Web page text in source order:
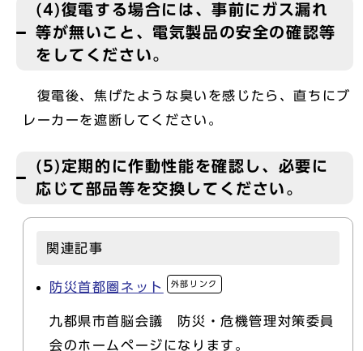
(4)復電する場合には、事前にガス漏れ
等が無いこと、電気製品の安全の確認等
をしてください。
復電後、焦げたような臭いを感じたら、直ちにブ
レーカーを遮断してください。
(5)定期的に作動性能を確認し、必要に
応じて部品等を交換してください。
関連記事
防災首都圏ネット 外部リンク
九都県市首脳会議 防災・危機管理対策委員
会のホームページになります。